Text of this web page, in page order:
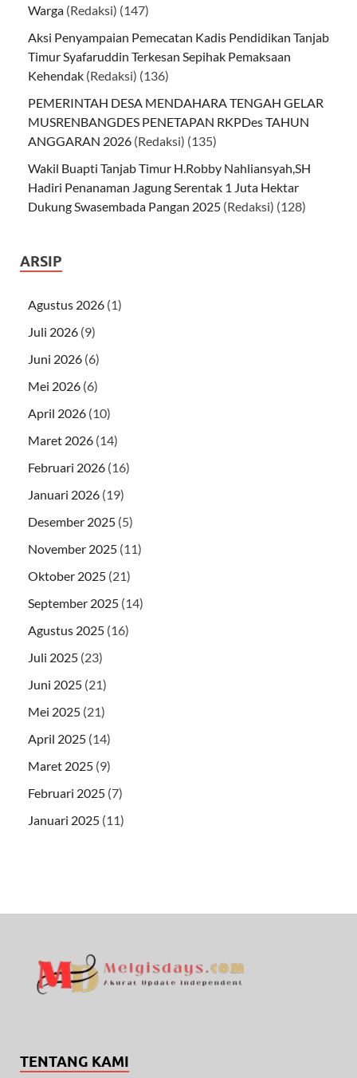
Warga (Redaksi) (147)
Aksi Penyampaian Pemecatan Kadis Pendidikan Tanjab
Timur Syafaruddin Terkesan Sepihak Pemaksaan
Kehendak (Redaksi) (136)
PEMERINTAH DESA MENDAHARA TENGAH GELAR
MUSRENBANGDES PENETAPAN RKPDes TAHUN
ANGGARAN 2026 (Redaksi) (135)
Wakil Buapti Tanjab Timur H.Robby Nahliansyah,SH
Hadiri Penanaman Jagung Serentak 1 Juta Hektar
Dukung Swasembada Pangan 2025 (Redaksi) (128)
ARSIP
Agustus 2026 (1)
Juli 2026 (9)
Juni 2026 (6)
Mei 2026 (6)
April 2026 (10)
Maret 2026 (14)
Februari 2026 (16)
Januari 2026 (19)
Desember 2025 (5)
November 2025 (11)
Oktober 2025 (21)
September 2025 (14)
Agustus 2025 (16)
Juli 2025 (23)
Juni 2025 (21)
Mei 2025 (21)
April 2025 (14)
Maret 2025 (9)
Februari 2025 (7)
Januari 2025 (11)
TENTANG KAMI